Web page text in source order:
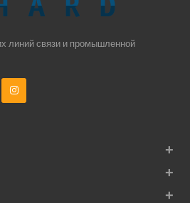
линий связи и промышленной
+
+
+